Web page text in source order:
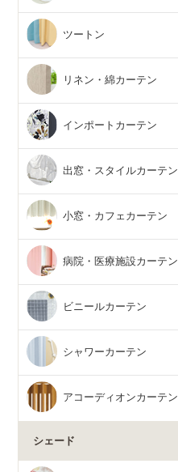
ツートン
リネン・綿カーテン
インポートカーテン
出窓・スタイルカーテン
小窓・カフェカーテン
病院・医療施設カーテン
ビニールカーテン
シャワーカーテン
アコーディオンカーテン
シェード